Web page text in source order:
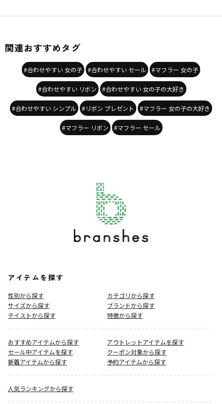
関連おすすめタグ
#合わせやすい 女の子 #合わせやすい セール #マフラー 女の子
#合わせやすい リボン #合わせやすい 女の子の大好き
#合わせやすい シンプル #リボン プレゼント #マフラー 女の子の大好き
#マフラー リボン #マフラー セール
アイテムを探す
性別から探す
カテゴリから探す
サイズから探す
ブランドから探す
テイストから探す
特徴から探す
おすすめアイテムから探す
アウトレットアイテムを探す
セール中アイテムを探す
クーポン対象から探す
新着アイテムから探す
予約アイテムから探す
人気ランキングから探す